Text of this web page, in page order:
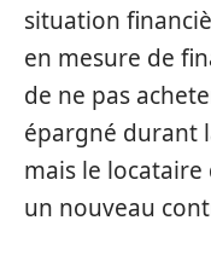
situation
en mesure de
de ne pas
épargné durant
mais le
un nouveau